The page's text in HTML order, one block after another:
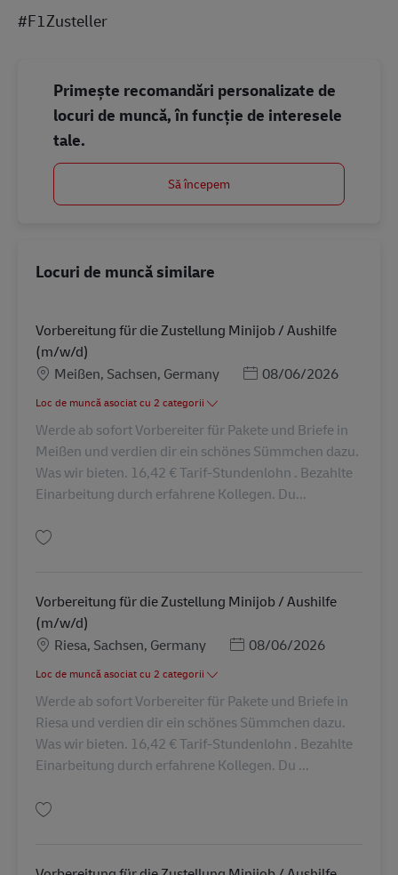
#F1Zusteller
Primește recomandări personalizate de
locuri de muncă, în funcție de interesele
tale.
Să începem
Locuri de muncă similare
Vorbereitung für die Zustellung Minijob / Aushilfe
(m/w/d)
LocațieMeißen, Sachsen, Germany Posted Date
08/06/2026
Loc de muncă asociat cu 2 categorii
Werde ab sofort Vorbereiter für Pakete und Briefe in
Meißen und verdien dir ein schönes Sümmchen dazu.
Was wir bieten. 16,42 € Tarif-Stundenlohn . Bezahlte
Einarbeitung durch erfahrene Kollegen. Du...
Vorbereitung für die Zustellung Minijob / Aushilfe
(m/w/d)
Locație
Riesa, Sachsen, Germany Posted Date
08/06/2026
Loc de muncă asociat cu 2 categorii
Werde ab sofort Vorbereiter für Pakete und Briefe in
Riesa und verdien dir ein schönes Sümmchen dazu.
Was wir bieten. 16,42 € Tarif-Stundenlohn . Bezahlte
Einarbeitung durch erfahrene Kollegen. Du ...